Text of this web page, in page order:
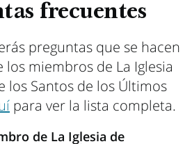
frecuentes
preguntas que se hacen
miembros de La Iglesia
los Santos de los Últimos
para ver la lista completa.
de La Iglesia de